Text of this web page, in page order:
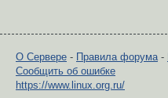
О Сервере - Правила форума-
Сообщить об ошибке
https://www.linux.org.ru/